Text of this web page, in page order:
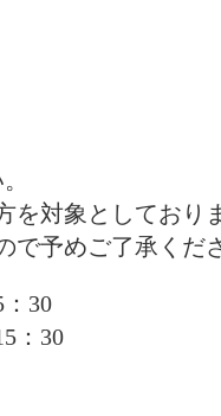
を対象としており
で予めご了承くだ
30
：30